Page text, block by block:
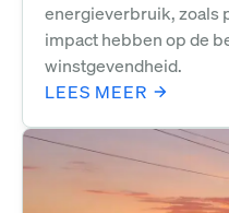
energieverbruik, zoals
impact hebben op de
winstgevendheid.
LEES MEER